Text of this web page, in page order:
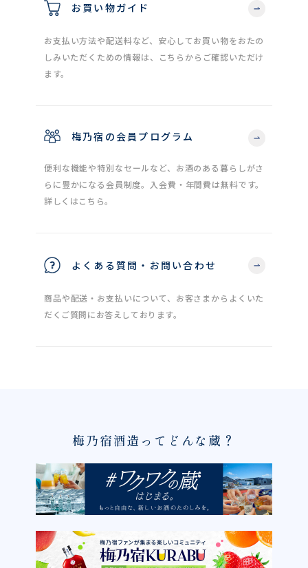
お買い物ガイド
お支払い方法や配送料など、安心してお買い物をおたの
しみいただくための情報は、こちらからご確認いただけ
ます。
梅乃宿の会員プログラム
便利な機能や特別なセールなど、お酒のある暮らしがさ
らに豊かになる会員制度。入会費・年間費は無料です。
詳しくはこちら。
よくある質問・お問い合わせ
商品や配送・お支払いについて、お客さまからよくいた
だくご質問にお答えしております。
梅乃宿酒造ってどんな蔵？